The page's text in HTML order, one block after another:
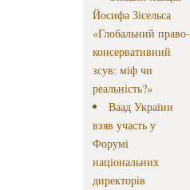
Йосифа Зісельса
«Глобальний право-
консервативний
зсув: міф чи
реальність?»
Ваад України
взяв участь у
Форумі
національних
директорів